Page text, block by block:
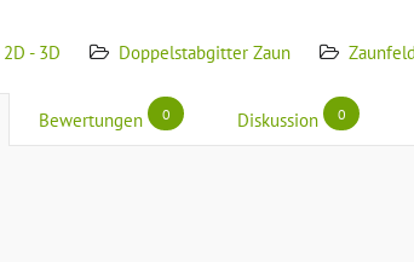
- 3D Doppelstabgitter Zaun
Bewertungen 0 Diskussion 0